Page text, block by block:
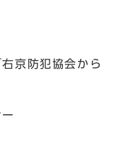
京防犯協会から